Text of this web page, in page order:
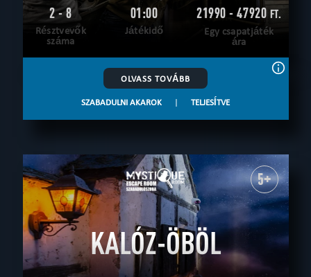
2 - 8
Résztvevők
száma
01:00
Játékidő
21990 - 47920FT.
Egy csapatjáték
ára
OLVASS TOVÁBB
SZABADULNI AKAROK | TELJESÍTVE
5+
KALÓZ-ÖBÖL